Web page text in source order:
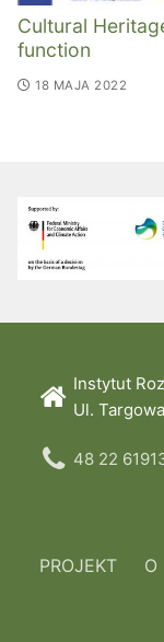
Cultural
function
18 MAJA 2022
Instytut
Ul.
48 22
PROJEKT O